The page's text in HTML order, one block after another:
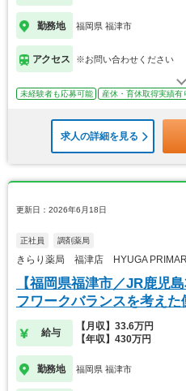
勤務地 福岡県 福津市
アクセス ※お問い合わせください
未経験者も応募可能 産休・育休取得実績有
求人の詳細を見る
更新日：2026年6月18日
正社員 調剤薬局
きらり薬局 福津店 HYUGA
【福岡県福津市／JR鹿児
フワークバランスを考えた
給与
【月収】33.6万円
【年収】430万円
勤務地 福岡県 福津市